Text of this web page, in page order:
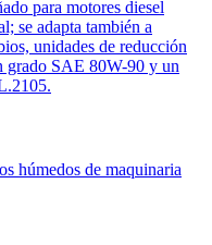
para motores diesel
se adapta también a
unidades de reducción
grado SAE 80W-90 y un
húmedos de maquinaria